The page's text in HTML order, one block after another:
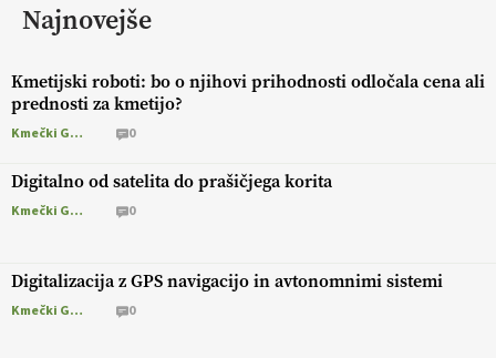
Najnovejše
Kmetijski roboti: bo o njihovi prihodnosti odločala cena ali
prednosti za kmetijo?
Kmečki Glas 0
Digitalno od satelita do prašičjega korita
Kmečki Glas 0
Digitalizacija z GPS navigacijo in avtonomnimi sistemi
Kmečki Glas 0